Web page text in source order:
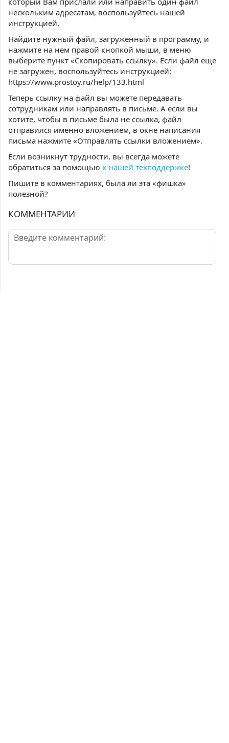
нескольким адресатам, воспользуйтесь нашей
инструкцией.
Найдите нужный файл, загруженный в программу, и
нажмите на нем правой кнопкой мыши, в меню
выберите пункт «Скопировать ссылку». Если файл еще
не загружен, воспользуйтесь инструкцией:
https://www.prostoy.ru/help/133.html
Теперь ссылку на файл вы можете передавать
сотрудникам или направлять в письме. А если вы
хотите, чтобы в письме была не ссылка, файл
отправился именно вложением, в окне написания
письма нажмите «Отправлять ссылки вложением».
Если возникнут трудности, вы всегда можете
обратиться за помощью к нашей техподдержке!
Пишите в комментариях, была ли эта «фишка»
полезной?
КОММЕНТАРИИ